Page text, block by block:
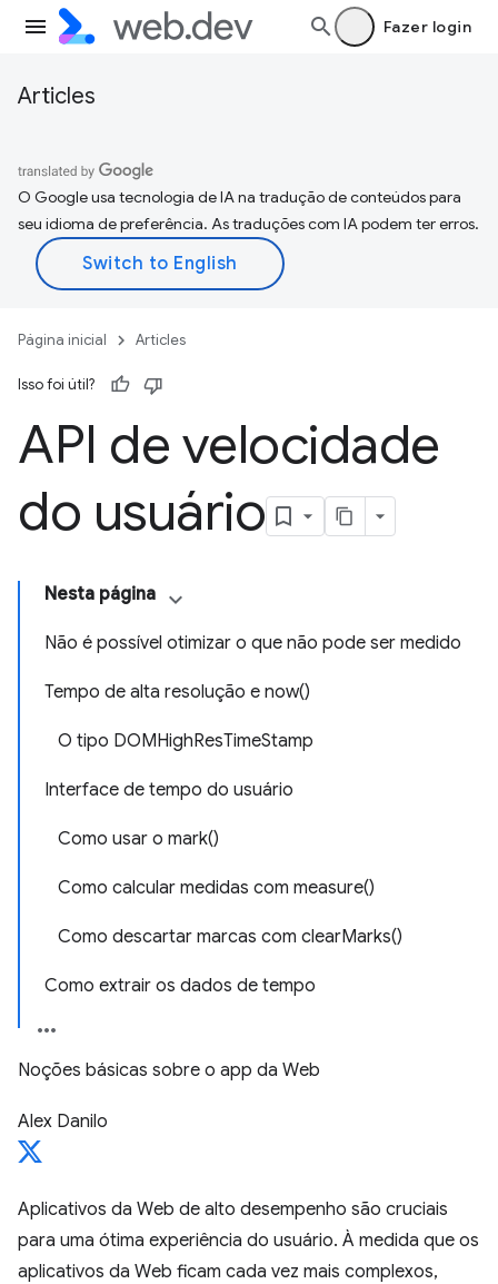
Fazer login
Articles
O Google usa tecnologia de IA na tradução de conteúdos para
seu idioma de preferência. As traduções com IA podem ter erros.
Página inicial Articles
Isso foi útil?
API de velocidade
do usuário
Nesta página
Não é possível otimizar o que não pode ser medido
Tempo de alta resolução e now()
O tipo DOMHighResTimeStamp
Interface de tempo do usuário
Como usar o mark()
Como calcular medidas com measure()
Como descartar marcas com clearMarks()
Como extrair os dados de tempo
Noções básicas sobre o app da Web
Alex Danilo
Aplicativos da Web de alto desempenho são cruciais
para uma ótima experiência do usuário. À medida que os
aplicativos da Web ficam cada vez mais complexos,